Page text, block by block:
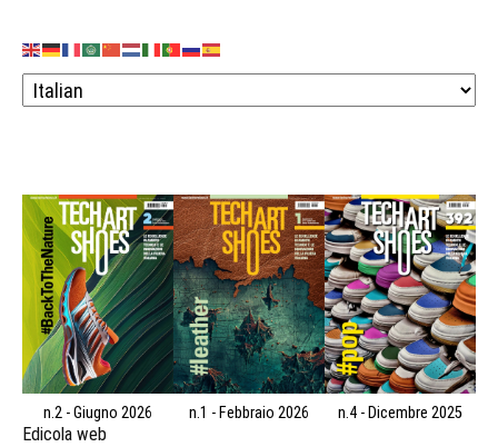
n.2 - Giugno 2026 n.1 - Febbraio 2026 n.4 - Dicembre 2025
Edicola web